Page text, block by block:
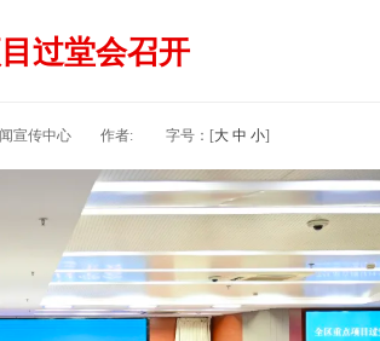
过堂会召开
闻宣传中心 作者: 字号：[大 中 小]